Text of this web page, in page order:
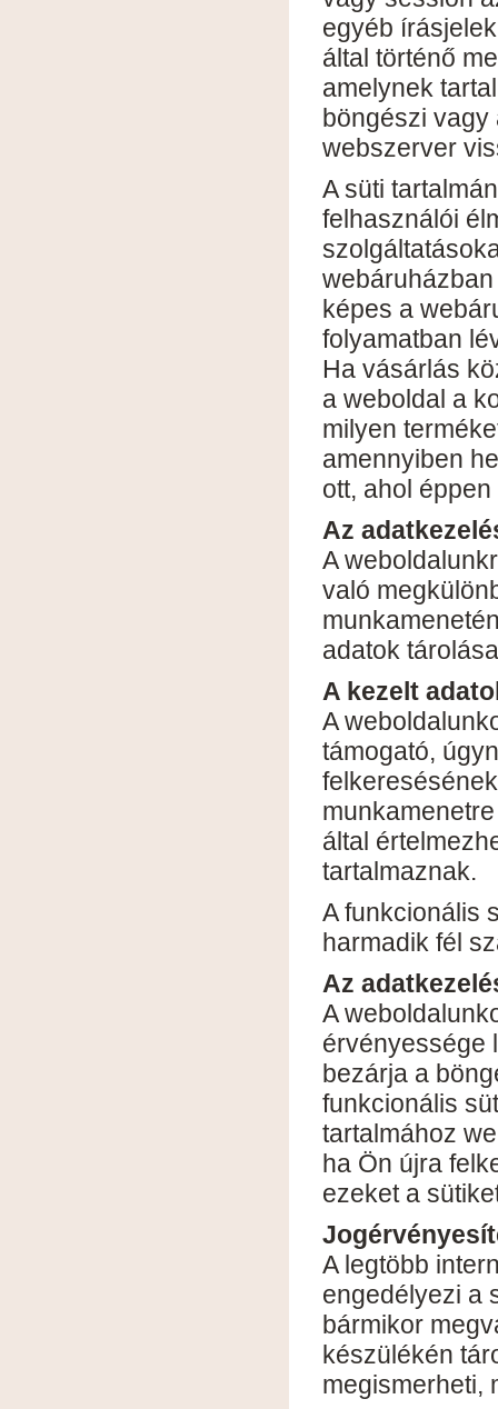
egyéb
által történő
amelynek
böngészi vagy
webszerver
A süti
felhasználói
képes a
folyamatban
Ha vásárlás
a weboldal a
milyen
amennyiben
ott, ahol
Az
A
való
adatok
A kezelt
A
támogató,
által
tartalmaznak.
A funkcionális
harmadik fél
Az
A
érvényessége
bezárja a
funkcionális
tartalmához
ha Ön újra
ezeket a
A legtöbb
engedélyezi a
bármikor
készülékén
megismerheti,